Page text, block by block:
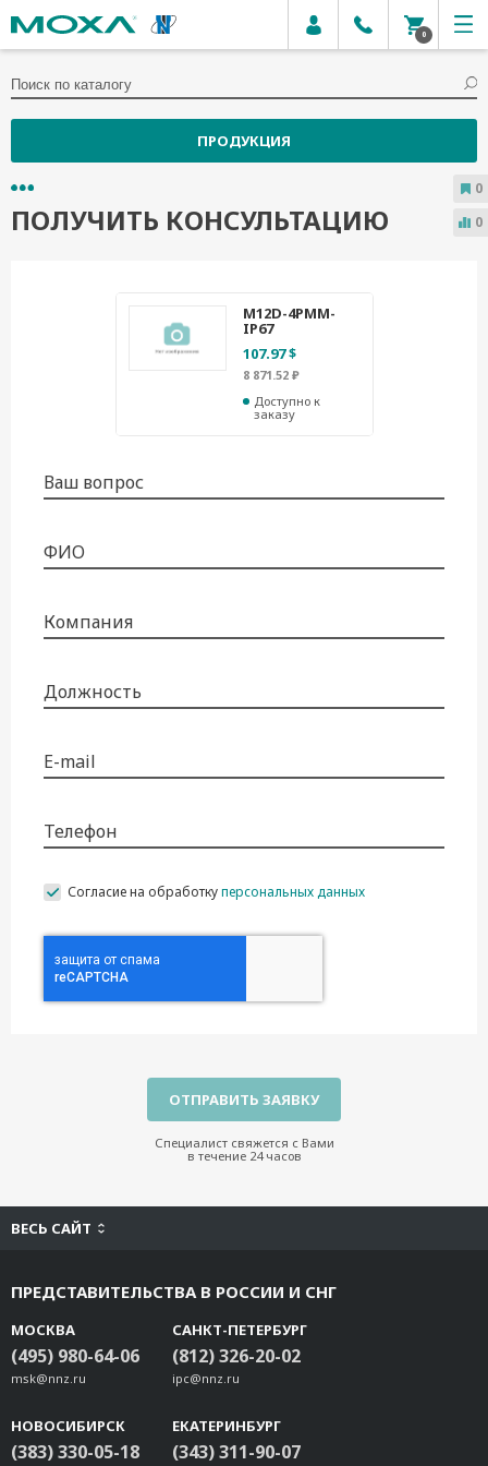
0
ПРОДУКЦИЯ
ПОЛУЧИТЬ КОНСУЛЬТАЦИЮ
M12D-4PMM-
IP67
107.97 $
8 871.52 ₽
Доступно к
заказу
Ваш вопрос
ФИО
Компания
Должность
E-mail
Телефон
Согласие на обработкуперсональных данных
Специалист свяжется с Вами
в течение 24 часов
ВЕСЬ САЙТ
ПРЕДСТАВИТЕЛЬСТВА В РОССИИ И СНГ
МОСКВА
(495) 980-64-06
msk@nnz.ru
САНКТ-ПЕТЕРБУРГ
(812) 326-20-02
ipc@nnz.ru
НОВОСИБИРСК
(383) 330-05-18
ЕКАТЕРИНБУРГ
(343) 311-90-07
0
0